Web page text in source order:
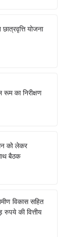
योजना
का निरीक्षण
को लेकर
बैठक
विकास सहित
की वित्तीय